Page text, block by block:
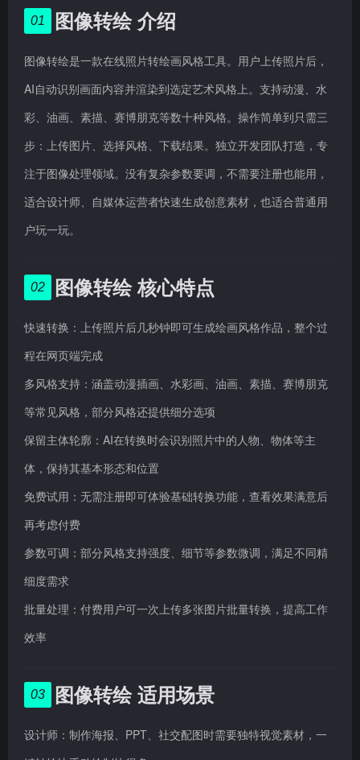
01 图像转绘 介绍
图像转绘是一款在线照片转绘画风格工具。用户上传照片后，
AI自动识别画面内容并渲染到选定艺术风格上。支持动漫、水
彩、油画、素描、赛博朋克等数十种风格。操作简单到只需三
步：上传图片、选择风格、下载结果。独立开发团队打造，专
注于图像处理领域。没有复杂参数要调，不需要注册也能用，
适合设计师、自媒体运营者快速生成创意素材，也适合普通用
户玩一玩。
02 图像转绘 核心特点
快速转换：上传照片后几秒钟即可生成绘画风格作品，整个过
程在网页端完成
多风格支持：涵盖动漫插画、水彩画、油画、素描、赛博朋克
等常见风格，部分风格还提供细分选项
保留主体轮廓：AI在转换时会识别照片中的人物、物体等主
体，保持其基本形态和位置
免费试用：无需注册即可体验基础转换功能，查看效果满意后
再考虑付费
参数可调：部分风格支持强度、细节等参数微调，满足不同精
细度需求
批量处理：付费用户可一次上传多张图片批量转换，提高工作
效率
03 图像转绘 适用场景
设计师：制作海报、PPT、社交配图时需要独特视觉素材，一